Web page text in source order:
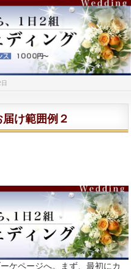
け範囲例２
ケページへ。まず、最初にカ